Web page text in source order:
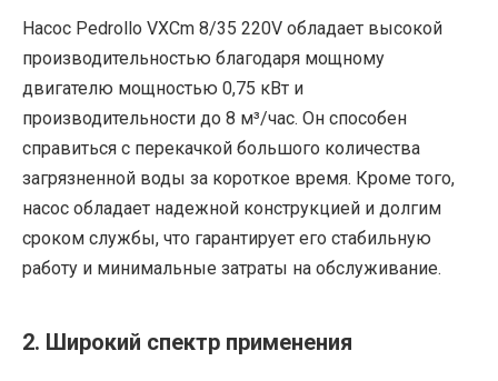
Насос Pedrollo VXCm 8/35 220V обладает высокой
производительностью благодаря мощному
двигателю мощностью 0,75 кВт и
производительности до 8 м³/час. Он способен
справиться с перекачкой большого количества
загрязненной воды за короткое время. Кроме того,
насос обладает надежной конструкцией и долгим
сроком службы, что гарантирует его стабильную
работу и минимальные затраты на обслуживание.
2. Широкий спектр применения